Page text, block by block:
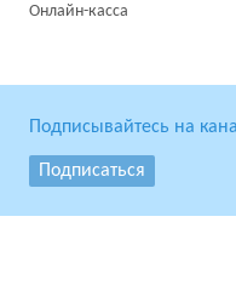
Онлайн-касса
Подписывайтесь на
Подписаться